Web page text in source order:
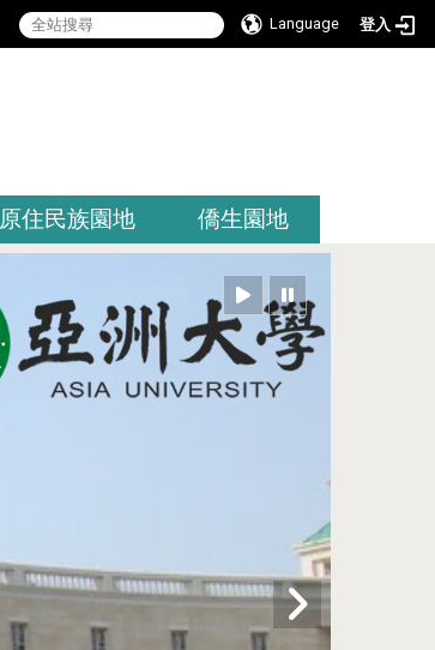
Language 登入
原住民族園地 僑生園地